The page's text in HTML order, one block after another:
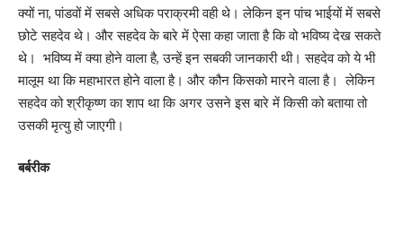
क्यों ना, पांडवों में सबसे अधिक पराक्रमी वही थे। लेकिन इन पांच भाईयों में सबसे
छोटे सहदेव थे। और सहदेव के बारे में ऐसा कहा जाता है कि वो भविष्य देख सकते
थे। भविष्य में क्या होने वाला है, उन्हें इन सबकी जानकारी थी। सहदेव को ये भी
मालूम था कि महाभारत होने वाला है। और कौन किसको मारने वाला है। लेकिन
सहदेव को श्रीकृष्ण का शाप था कि अगर उसने इस बारे में किसी को बताया तो
उसकी मृत्यु हो जाएगी।
बर्बरीक